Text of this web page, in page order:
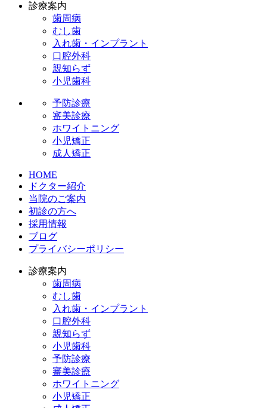
診療案内
歯周病
むし歯
入れ歯・インプラント
口腔外科
親知らず
小児歯科
予防診療
審美診療
ホワイトニング
小児矯正
成人矯正
HOME
ドクター紹介
当院のご案内
初診の方へ
採用情報
ブログ
プライバシーポリシー
診療案内
歯周病
むし歯
入れ歯・インプラント
口腔外科
親知らず
小児歯科
予防診療
審美診療
ホワイトニング
小児矯正